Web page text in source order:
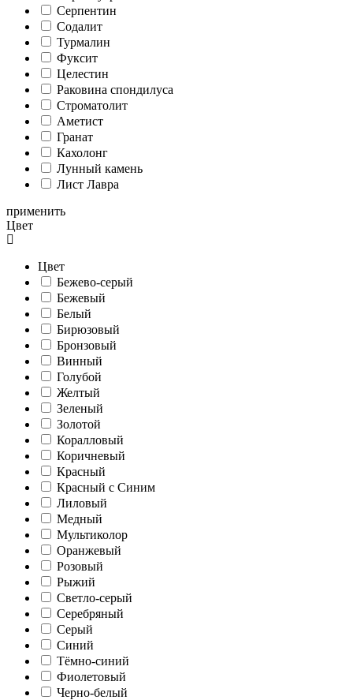
Серпентин
Содалит
Турмалин
Фуксит
Целестин
Раковина спондилуса
Cтроматолит
Аметист
Гранат
Кахолонг
Лунный камень
Лист Лавра
применить
Цвет
Цвет
Бежево-серый
Бежевый
Белый
Бирюзовый
Бронзовый
Винный
Голубой
Желтый
Зеленый
Золотой
Коралловый
Коричневый
Красный
Красный с Синим
Лиловый
Медный
Мультиколор
Оранжевый
Розовый
Рыжий
Светло-серый
Серебряный
Серый
Синий
Тёмно-синий
Фиолетовый
Черно-белый